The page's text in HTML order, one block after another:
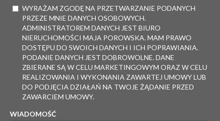
WYRAŻAM ZGODĘ NA PRZETWARZANIE PODANYCH
PRZEZE MNIE DANYCH OSOBOWYCH.
ADMINISTRATOREM DANYCH JEST BIURO
NIERUCHOMOŚCI MAJA POROWSKA. MAM PRAWO
DOSTĘPU DO SWOICH DANYCH I ICH POPRAWIANIA.
PODANIE DANYCH JEST DOBROWOLNE. DANE
ZBIERANE SĄ W CELU MARKETINGOWYM ORAZ W CELU
REALIZOWANIA I WYKONANIA ZAWARTEJ UMOWY LUB
DO PODJĘCIA DZIAŁAŃ NA TWOJE ŻĄDANIE PRZED
ZAWARCIEM UMOWY.
WIADOMOŚĆ